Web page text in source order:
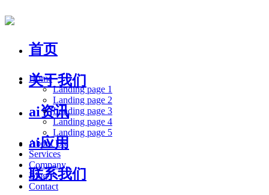
首页
关于我们
ai资讯
ai应用
联系我们
Home
Landing page 1
Landing page 2
Landing page 3
Landing page 4
Landing page 5
About Us
Services
Company
Blog
Contact